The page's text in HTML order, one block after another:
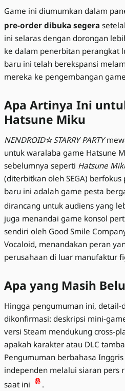
Game ini diumumkan dalam
pre-order dibuka segera
ini selaras dengan dorongan
ke dalam penerbitan perangkat
baru ini telah berekspansi
mereka ke pengembangan
Apa Artinya Ini
Hatsune Miku
NENDROID☆STARRY PARTY
untuk waralaba game Hatsune
sebelumnya seperti Hatsune
(diterbitkan oleh SEGA)
baru ini adalah game pesta
dirancang untuk audiens yang
juga menandai game konsol
sendiri oleh Good Smile
Vocaloid, menandakan peran
perusahaan di luar manufaktur
Apa yang Masih
Hingga pengumuman ini,
dikonfirmasi: deskripsi mini-
versi Steam mendukung cross-
apakah karakter atau DLC
Pengumuman berbahasa
independen melalui siaran pers
saat ini
.